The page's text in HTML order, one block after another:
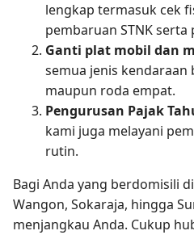
lengkap termasuk cek
pembaruan STNK serta
Ganti plat mobil dan
semua jenis
maupun roda empat.
Pengurusan Pajak
kami juga melayani
rutin.
Bagi Anda yang berdomisili
Wangon, Sokaraja, hingga
menjangkau Anda. Cukup